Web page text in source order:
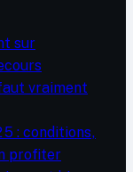
sur
vraiment
: conditions,
profiter